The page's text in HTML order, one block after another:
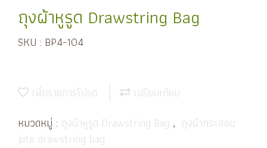
ถุงผ้าหูรูด Drawstring Bag
SKU : BP4-104
เพิ่มรายการโปรด
เปรียบเทียบ
หมวดหมู่ : ถุงผ้าหูรูด Drawstring Bag , ถุงผ้ากระสอบ
jute drawstring bag